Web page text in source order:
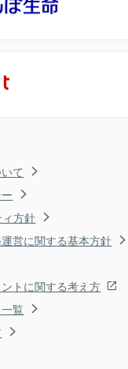
て
方針
営に関する基本方針
トに関する考え方
覧